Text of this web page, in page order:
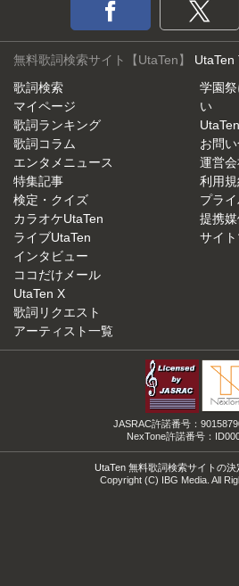
無料歌詞検索サイト【UtaTen】 UtaTen
歌詞検索
マイページ
歌詞ランキング
歌詞コラム
エンタメニュース
特集記事
検定・クイズ
カラオケUtaTen
ライブUtaTen
インタビュー
ココだけメール
UtaTen X
歌詞リクエスト
アーティスト一覧
学園
い
お問
運営会
利用規
プラ
提携
サイ
JASRAC許諾番号：
NexTone許諾番号：
UtaTen 無料歌詞検索サイトの決
Copyright (C) IBG Media. All